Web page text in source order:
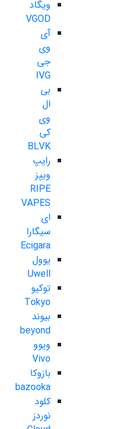
ویگاد
VGOD
آی
وی
جی
IVG
بی
ال
وی
کی
BLVK
رایپ
ویپز
RIPE
VAPES
ای
سیگارا
Ecigara
یوول
Uwell
توکیو
Tokyo
بیوند
beyond
ویوو
Vivo
بازوکا
bazooka
کلود
نوردز